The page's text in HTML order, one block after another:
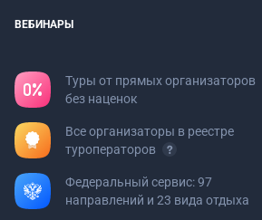
ВЕБИНАРЫ
Туры от прямых организаторов
без наценок
Все организаторы в реестре
туроператоров
Федеральный сервис: 97
направлений и 23 вида отдыха